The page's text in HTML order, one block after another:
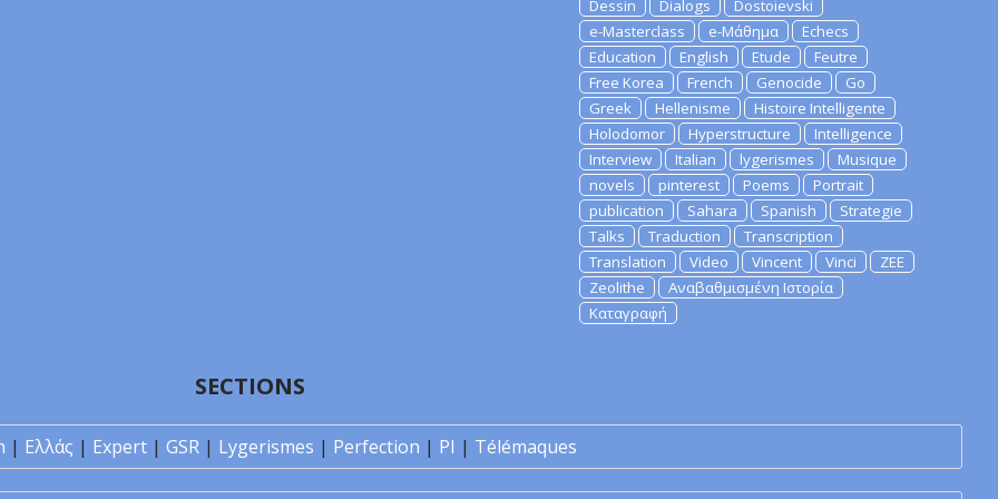
Dessin
Dialogs
Dostoievski
e-Masterclass
e-Μάθημα
Echecs
Education
English Etude
Feutre
Free Korea
French Genocide
Go
Greek
Hellenisme
Histoire Intelligente
Holodomor
Hyperstructure
Intelligence
Interview
Italian lygerismes
Musique
novels
pinterest Poems
Portrait
publication
Sahara Spanish
Strategie
Talks
Traduction
Transcription
Translation
Video Vincent Vinci
ZEE
Zeolithe
Αναβαθμισμένη Ιστορία
Καταγραφή
SECTIONS
| Ελλάς | Expert | GSR | Lygerismes | Perfection | PI | Télémaques